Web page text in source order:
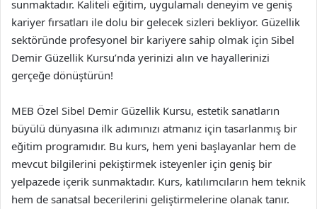
sunmaktadır. Kaliteli eğitim, uygulamalı deneyim ve geniş
kariyer fırsatları ile dolu bir gelecek sizleri bekliyor. Güzellik
sektöründe profesyonel bir kariyere sahip olmak için Sibel
Demir Güzellik Kursu’nda yerinizi alın ve hayallerinizi
gerçeğe dönüştürün!
MEB Özel Sibel Demir Güzellik Kursu, estetik sanatların
büyülü dünyasına ilk adımınızı atmanız için tasarlanmış bir
eğitim programıdır. Bu kurs, hem yeni başlayanlar hem de
mevcut bilgilerini pekiştirmek isteyenler için geniş bir
yelpazede içerik sunmaktadır. Kurs, katılımcıların hem teknik
hem de sanatsal becerilerini geliştirmelerine olanak tanır.